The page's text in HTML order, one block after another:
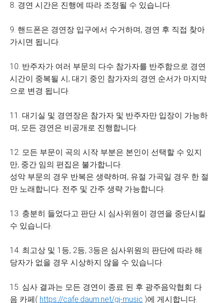
8. 경연 시간은 진행에 따라 조정될 수 있습니다.
9. 핸드폰은 경연장 입구에서 수거하며, 경연 후 직접 찾아
가시면 됩니다.
10. 반주자가 여러 부문의 다수 참가자를 반주함으로 경연
시간이 중복될 시, 대기 중인 참가자의 경연 순서가 마지막
으로 변경 됩니다.
11. 대기실 및 경연장은 참가자 및 반주자만 입장이 가능하
며, 모든 경연은 비공개로 진행합니다.
12. 모든 부문이 곡의 시작 부분은 본인이 선택할 수 있지
만, 중간 임의 편집은 불가합니다.
성악 부문의 경우 반복은 생략하며, 유절 가곡일 경우 한 절
만 노래합니다. 전주 및 간주 생략 가능합니다.
13. 충분히 들었다고 판단 시 심사위원이 경연을 중단시킬
수 있습니다.
14. 최고상 및 1등, 2등, 3등은 심사위원의 판단에 따라 해
당자가 없을 경우 시상하지 않을 수 있습니다.
15. 심사 결과는 모든 경연이 종료 된 후 광주음악협회 다
음 카페( https://cafe.daum.net/gj-music )에 게시합니다.